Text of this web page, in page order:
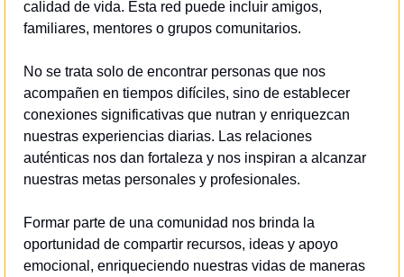
calidad de vida. Esta red puede incluir amigos,
familiares, mentores o grupos comunitarios.
No se trata solo de encontrar personas que nos
acompañen en tiempos difíciles, sino de establecer
conexiones significativas que nutran y enriquezcan
nuestras experiencias diarias. Las relaciones
auténticas nos dan fortaleza y nos inspiran a alcanzar
nuestras metas personales y profesionales.
Formar parte de una comunidad nos brinda la
oportunidad de compartir recursos, ideas y apoyo
emocional, enriqueciendo nuestras vidas de maneras